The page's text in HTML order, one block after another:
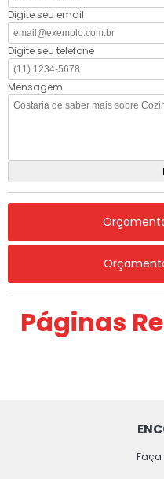
Digite seu email
Digite seu telefone
Mensagem
Páginas
Faça